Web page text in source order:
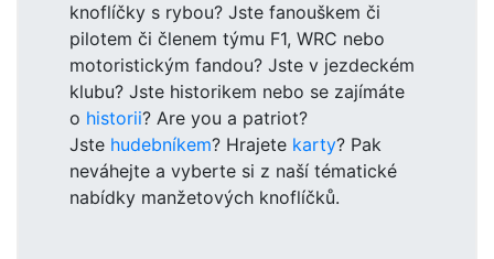
knoflíčky s rybou? Jste fanouškem či
pilotem či členem týmu F1, WRC nebo
motoristickým fandou? Jste v jezdeckém
klubu? Jste historikem nebo se zajímáte
o historii? Are you a patriot?
Jste hudebníkem? Hrajete karty? Pak
neváhejte a vyberte si z naší tématické
nabídky manžetových knoflíčků.